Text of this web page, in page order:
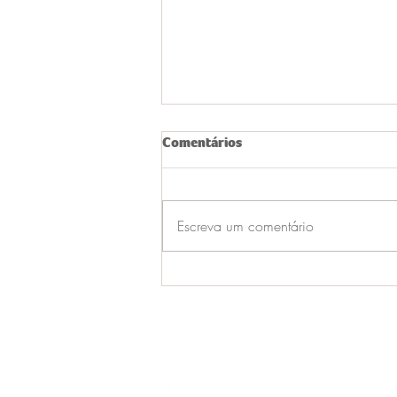
Comentários
Escreva um comentário